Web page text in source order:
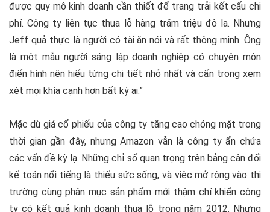
được quy mô kinh doanh cần thiết để trang trải kết cấu chi
phí. Công ty liên tục thua lỗ hàng trăm triệu đô la. Nhưng
Jeff quả thực là người có tài ăn nói và rất thông minh. Ông
là một mẫu người sáng lập doanh nghiệp có chuyên môn
điển hình nên hiểu từng chi tiết nhỏ nhất và cẩn trọng xem
xét mọi khía cạnh hơn bất kỳ ai.”
Mặc dù giá cổ phiếu của công ty tăng cao chóng mặt trong
thời gian gần đây, nhưng Amazon vẫn là công ty ẩn chứa
các vấn đề kỳ lạ. Những chỉ số quan trọng trên bảng cân đối
kế toán nổi tiếng là thiếu sức sống, và việc mở rộng vào thị
trường cùng phân mục sản phẩm mới thậm chí khiến công
ty có kết quả kinh doanh thua lỗ trong năm 2012. Nhưng